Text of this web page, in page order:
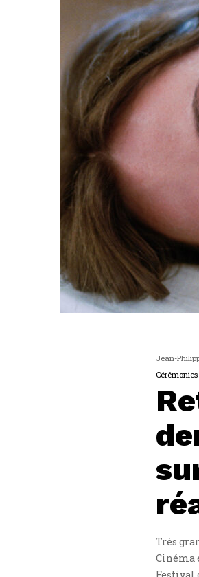
Jean-
Cérémonies
Très
Cinéma